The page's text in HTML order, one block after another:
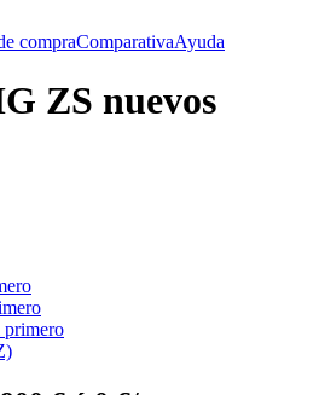
compraComparativaAyuda
ZS nuevos
primero